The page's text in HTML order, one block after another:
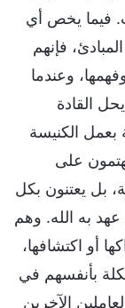
فيما يخص أي
فإنهم
وعندما
القادة
بعمل الكنيسة
على
بل يعتنون بكل
به الله. وهم
أو اكتشافها،
بأنفسهم في
الآخرين